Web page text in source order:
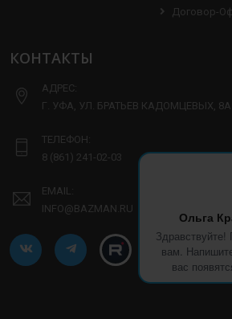
Ольга
Здравствуйте!
вам.
вас
Договор-
КОНТАКТЫ
АДРЕС:
Г. УФА, УЛ. БРАТЬЕВ КАДОМЦЕВЫХ, 8А
ТЕЛЕФОН:
8 (861) 241-02-03
EMAIL:
INFO@BAZMAN.RU